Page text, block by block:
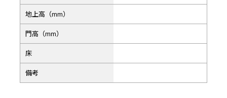
地上高（mm）
門高（mm）
床
備考